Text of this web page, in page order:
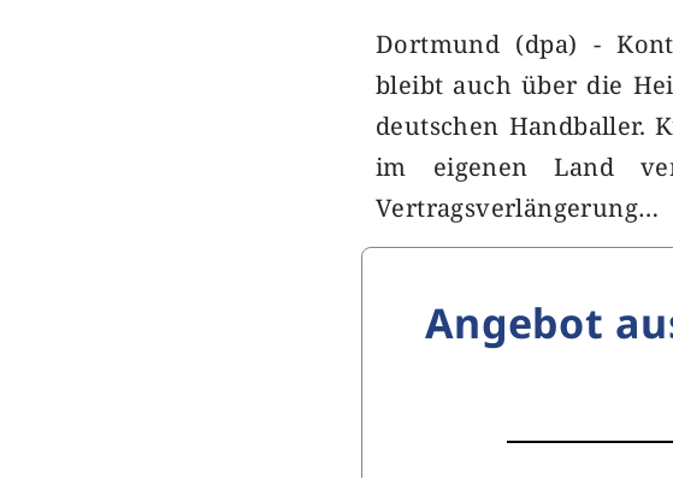
Dortmund (dpa) -
bleibt auch über die
deutschen Handballer.
im eigenen Land
Vertragsverlängerung…
Angebot